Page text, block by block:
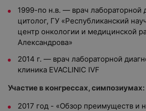
1999-по н.в. — врач лабораторной
цитолог, ГУ «Республиканский
центр онкологии и медицинской
Александрова»
2014 г. — врач лабораторной
клиника EVACLINIC IVF
Участие в конгрессах, симпозиумах:
2017 год - «Обзор преимуществ и